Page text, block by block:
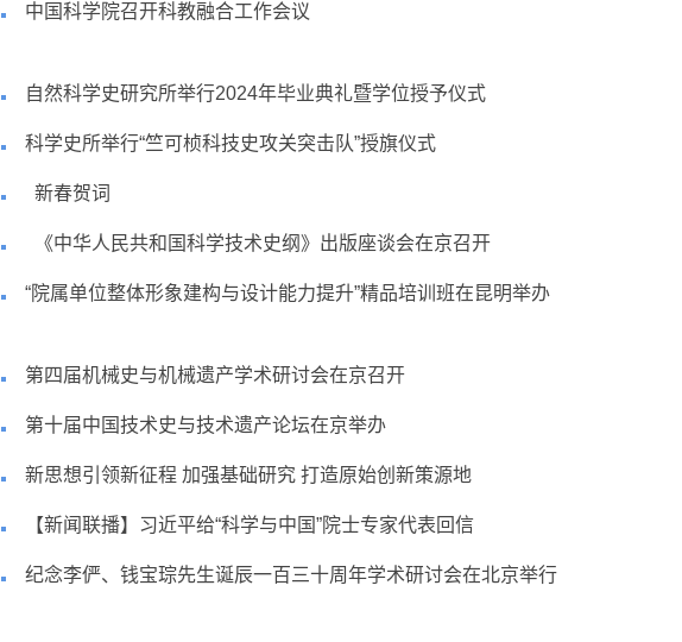
中国科学院召开科教融合工作会议
自然科学史研究所举行2024年毕业典礼暨学位授予仪式
​科学史所举行“竺可桢科技史攻关突击队”授旗仪式
新春贺词
《中华人民共和国科学技术史纲》出版座谈会在京召开
“院属单位整体形象建构与设计能力提升”精品培训班在昆明举办
第四届机械史与机械遗产学术研讨会在京召开
第十届中国技术史与技术遗产论坛在京举办
新思想引领新征程 加强基础研究 打造原始创新策源地
【新闻联播】习近平给“科学与中国”院士专家代表回信
纪念李俨、钱宝琮先生诞辰一百三十周年学术研讨会在北京举行